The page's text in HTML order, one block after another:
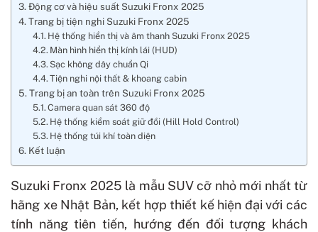
Động cơ và hiệu suất Suzuki Fronx 2025
Trang bị tiện nghi Suzuki Fronx 2025
Hệ thống hiển thị và âm thanh Suzuki Fronx 2025
Màn hình hiển thị kính lái (HUD)
Sạc không dây chuẩn Qi
Tiện nghi nội thất & khoang cabin
Trang bị an toàn trên Suzuki Fronx 2025
Camera quan sát 360 độ
Hệ thống kiểm soát giữ đồi (Hill Hold Control)
Hệ thống túi khí toàn diện
Kết luận
Suzuki Fronx 2025 là mẫu SUV cỡ nhỏ mới nhất từ
hãng xe Nhật Bản, kết hợp thiết kế hiện đại với các
tính năng tiên tiến, hướng đến đối tượng khách